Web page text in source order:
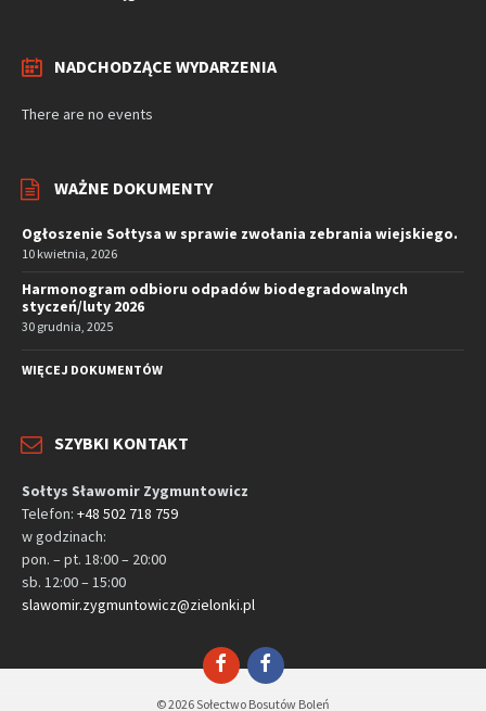
NADCHODZĄCE WYDARZENIA
There are no events
WAŻNE DOKUMENTY
Ogłoszenie Sołtysa w sprawie zwołania zebrania wiejskiego.
10 kwietnia, 2026
Harmonogram odbioru odpadów biodegradowalnych
styczeń/luty 2026
30 grudnia, 2025
WIĘCEJ DOKUMENTÓW
SZYBKI KONTAKT
Sołtys Sławomir Zygmuntowicz
Telefon: +48 502 718 759
w godzinach:
pon. – pt. 18:00 – 20:00
sb. 12:00 – 15:00
slawomir.zygmuntowicz@zielonki.pl
Facebook
© 2026 Sołectwo Bosutów Boleń